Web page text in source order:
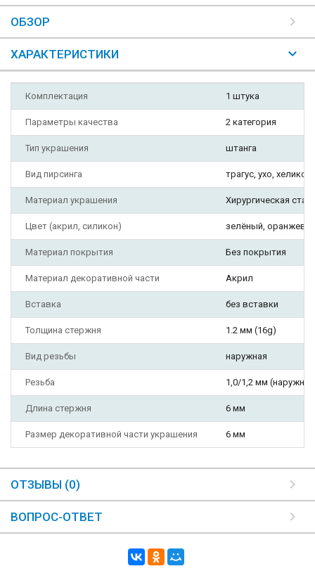
ОБЗОР
ХАРАКТЕРИСТИКИ
Комплектация 1 штука
Параметры качества 2 категория
Тип украшения штанга
Вид пирсинга трагус, ухо, хеликс,
Материал украшения Хирургическая
Цвет (акрил, силикон) зелёный,
Материал покрытия Без покрытия
Материал декоративной части Акрил
Вставка без вставки
Толщина стержня 1.2 мм (16g)
Вид резьбы наружная
Резьба 1,0/1,2 мм
Длина стержня 6 мм
Размер декоративной части украшения 6 мм
ОТЗЫВЫ (0)
ВОПРОС-ОТВЕТ